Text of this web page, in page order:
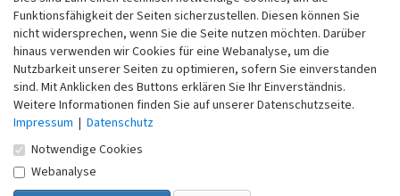
Keine Angabe
Erfassungsmethode
Übernahme aus externer Fachdatenbank
Empfohlene Zitierweise
Urheberrechtlicher Hinweis
Der hier präsentierte Inhalt steht unter der freien
Funktionsfähigkeit der Seiten sicherzustellen. Diesen können Sie
nicht widersprechen, wenn Sie die Seite nutzen möchten. Darüber
hinaus verwenden wir Cookies für eine Webanalyse, um die
Nutzbarkeit unserer Seiten zu optimieren, sofern Sie einverstanden
sind. Mit Anklicken des Buttons erklären Sie Ihr Einverständnis.
Weitere Informationen finden Sie auf unserer Datenschutzseite.
Impressum | Datenschutz
Notwendige Cookies
Webanalyse